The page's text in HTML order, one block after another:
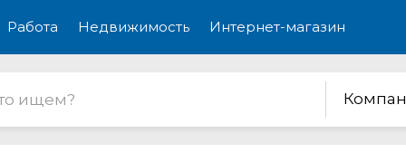
Работа Недвижимость Интернет-магазин